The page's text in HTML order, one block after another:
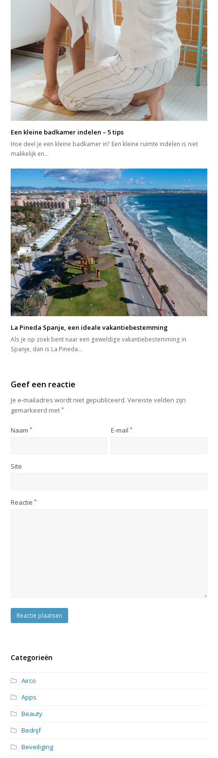
Een kleine badkamer indelen – 5 tips
Hoe deel je een kleine badkamer in? Een kleine ruimte indelen is niet
makkelijk en…
La Pineda Spanje, een ideale vakantiebestemming
Als je op zoek bent naar een geweldige vakantiebestemming in
Spanje, dan is La Pineda…
Geef een reactie
Je e-mailadres wordt niet gepubliceerd. Vereiste velden zijn
gemarkeerd met*
Naam* E-mail*
Site
Reactie*
Categorieën
Airco
Apps
Beauty
Bedrijf
Beveiliging